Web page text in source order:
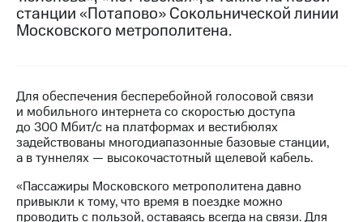
Интервью
Контакты
Новости
в
и акционерам
станции «Потапово» Сокольнической линии
Московского метрополитена.
Для обеспечения бесперебойной голосовой связи
и мобильного интернета со скоростью доступа
до 300 Мбит/с на платформах и вестибюлях
задействованы многодиапазонные базовые станции,
а в туннелях — высокочастотный щелевой кабель.
«Пассажиры Московского метрополитена давно
привыкли к тому, что время в поездке можно
проводить с пользой, оставаясь всегда на связи. Для